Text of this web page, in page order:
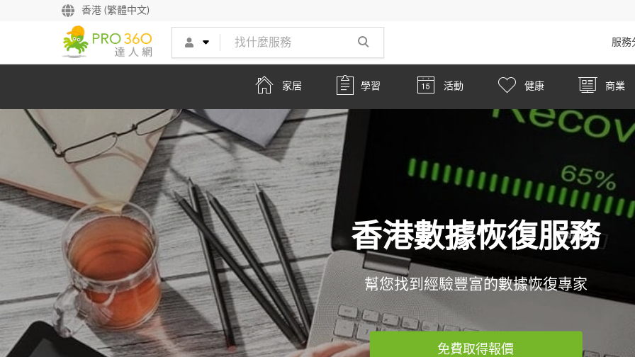
香港 (繁體中文)
服務
找專家 買服務
家居 學習 活動 健康 商業
香港數據恢復服務
幫您找到經驗豐富的數據恢復專家
免費取得報價